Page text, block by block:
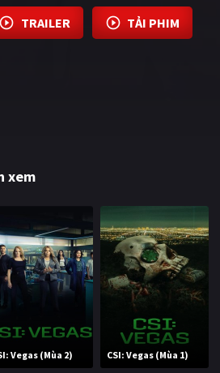
TRAILER TẢI PHIM
xem
Vegas (Mùa 2) CSI: Vegas (Mùa 1)